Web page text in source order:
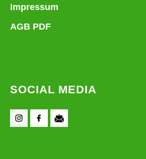
Impressum
AGB PDF
SOCIAL MEDIA